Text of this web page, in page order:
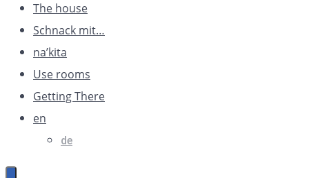
The house
Schnack mit…
na’kita
Use rooms
Getting There
en
de